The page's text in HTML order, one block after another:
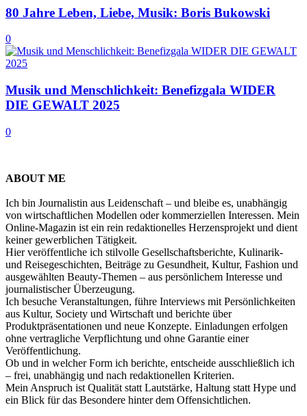
80 Jahre Leben, Liebe, Musik: Boris Bukowski
0
Musik und Menschlichkeit: Benefizgala WIDER
DIE GEWALT 2025
0
ABOUT ME
Ich bin Journalistin aus Leidenschaft – und bleibe es, unabhängig
von wirtschaftlichen Modellen oder kommerziellen Interessen. Mein
Online-Magazin ist ein rein redaktionelles Herzensprojekt und dient
keiner gewerblichen Tätigkeit.
Hier veröffentliche ich stilvolle Gesellschaftsberichte, Kulinarik-
und Reisegeschichten, Beiträge zu Gesundheit, Kultur, Fashion und
ausgewählten Beauty-Themen – aus persönlichem Interesse und
journalistischer Überzeugung.
Ich besuche Veranstaltungen, führe Interviews mit Persönlichkeiten
aus Kultur, Society und Wirtschaft und berichte über
Produktpräsentationen und neue Konzepte. Einladungen erfolgen
ohne vertragliche Verpflichtung und ohne Garantie einer
Veröffentlichung.
Ob und in welcher Form ich berichte, entscheide ausschließlich ich
– frei, unabhängig und nach redaktionellen Kriterien.
Mein Anspruch ist Qualität statt Lautstärke, Haltung statt Hype und
ein Blick für das Besondere hinter dem Offensichtlichen.